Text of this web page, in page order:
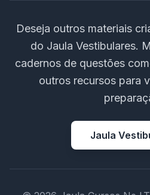
Deseja outros materiais
do Jaula Vestibulares.
cadernos de questões
outros recursos para
Jaula